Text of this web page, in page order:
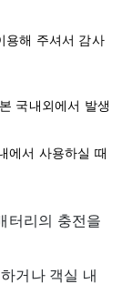
용해 주셔서 감사
국내외에서 발생
에서 사용하실 때
터리의 충전을
거나 객실 내